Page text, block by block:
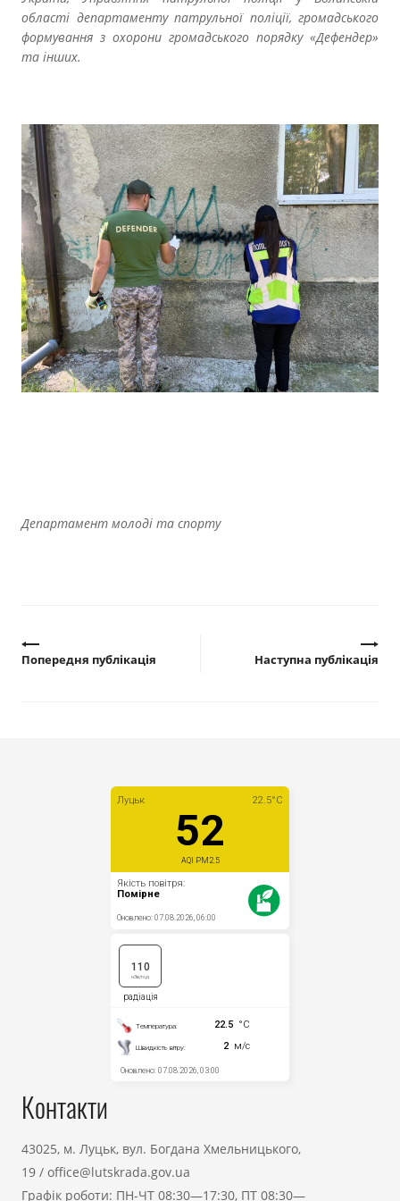
області департаменту патрульної поліції, громадського
формування з охорони громадського порядку «Дефендер»
та інших.
Департамент молоді та спорту
Попередня публікація Наступна публікація
Контакти
43025, м. Луцьк, вул. Богдана Хмельницького,
19 / office@lutskrada.gov.ua
Графік роботи: ПН-ЧТ 08:30—17:30, ПТ 08:30—